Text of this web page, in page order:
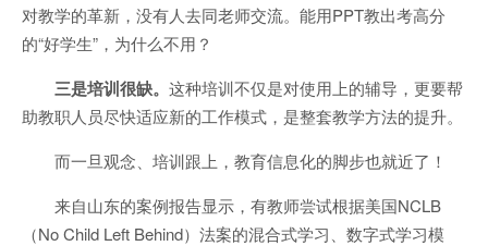
对教学的革新，没有人去同老师交流。能用PPT教出考高分
的“好学生”，为什么不用？
三是培训很缺。 这种培训不仅是对使用上的辅导，更要帮
助教职人员尽快适应新的工作模式，是整套教学方法的提升。
而一旦观念、培训跟上，教育信息化的脚步也就近了！
来自山东的案例报告显示，有教师尝试根据美国NCLB
（No Child Left Behind）法案的混合式学习、数字式学习模